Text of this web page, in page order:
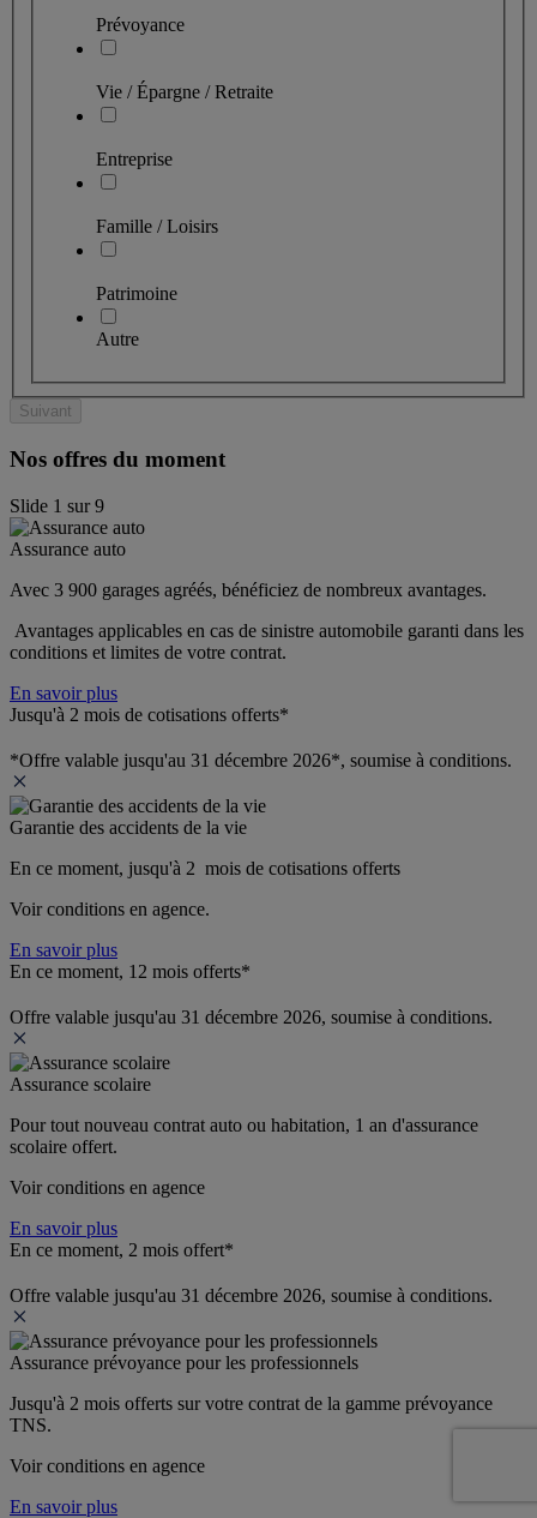
Prévoyance
Vie / Épargne / Retraite
Entreprise
Famille / Loisirs
Patrimoine
Autre
Suivant
Nos offres du moment
Slide 1 sur9
Assurance auto
Avec 3 900 garages agréés, bénéficiez de nombreux avantages.
Avantages applicables en cas de sinistre automobile garanti dans les
conditions et limites de votre contrat.
En savoir plus
Jusqu'à 2 mois de cotisations offerts*
*Offre valable jusqu'au 31 décembre 2026*, soumise à conditions.
Garantie des accidents de la vie
En ce moment, jusqu'à 2  mois de cotisations offerts
Voir conditions en agence.
En savoir plus
En ce moment, 12 mois offerts*
Offre valable jusqu'au 31 décembre 2026, soumise à conditions.
Assurance scolaire
Pour tout nouveau contrat auto ou habitation, 1 an d'assurance
scolaire offert.
Voir conditions en agence
En savoir plus
En ce moment, 2 mois offert*
Offre valable jusqu'au 31 décembre 2026, soumise à conditions.
Assurance prévoyance pour les professionnels
Jusqu'à 2 mois offerts sur votre contrat de la gamme prévoyance
TNS.
Voir conditions en agence
En savoir plus